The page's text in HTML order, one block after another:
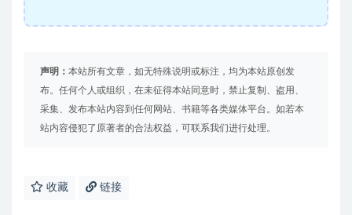
声明： 本站所有文章，如无特殊说明或标注，均为本站原创发
布。任何个人或组织，在未征得本站同意时，禁止复制、盗用、
采集、发布本站内容到任何网站、书籍等各类媒体平台。如若本
站内容侵犯了原著者的合法权益，可联系我们进行处理。
收藏 链接